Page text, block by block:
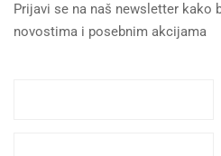
Prijavi se na naš newsletter kako
novostima i posebnim akcijama